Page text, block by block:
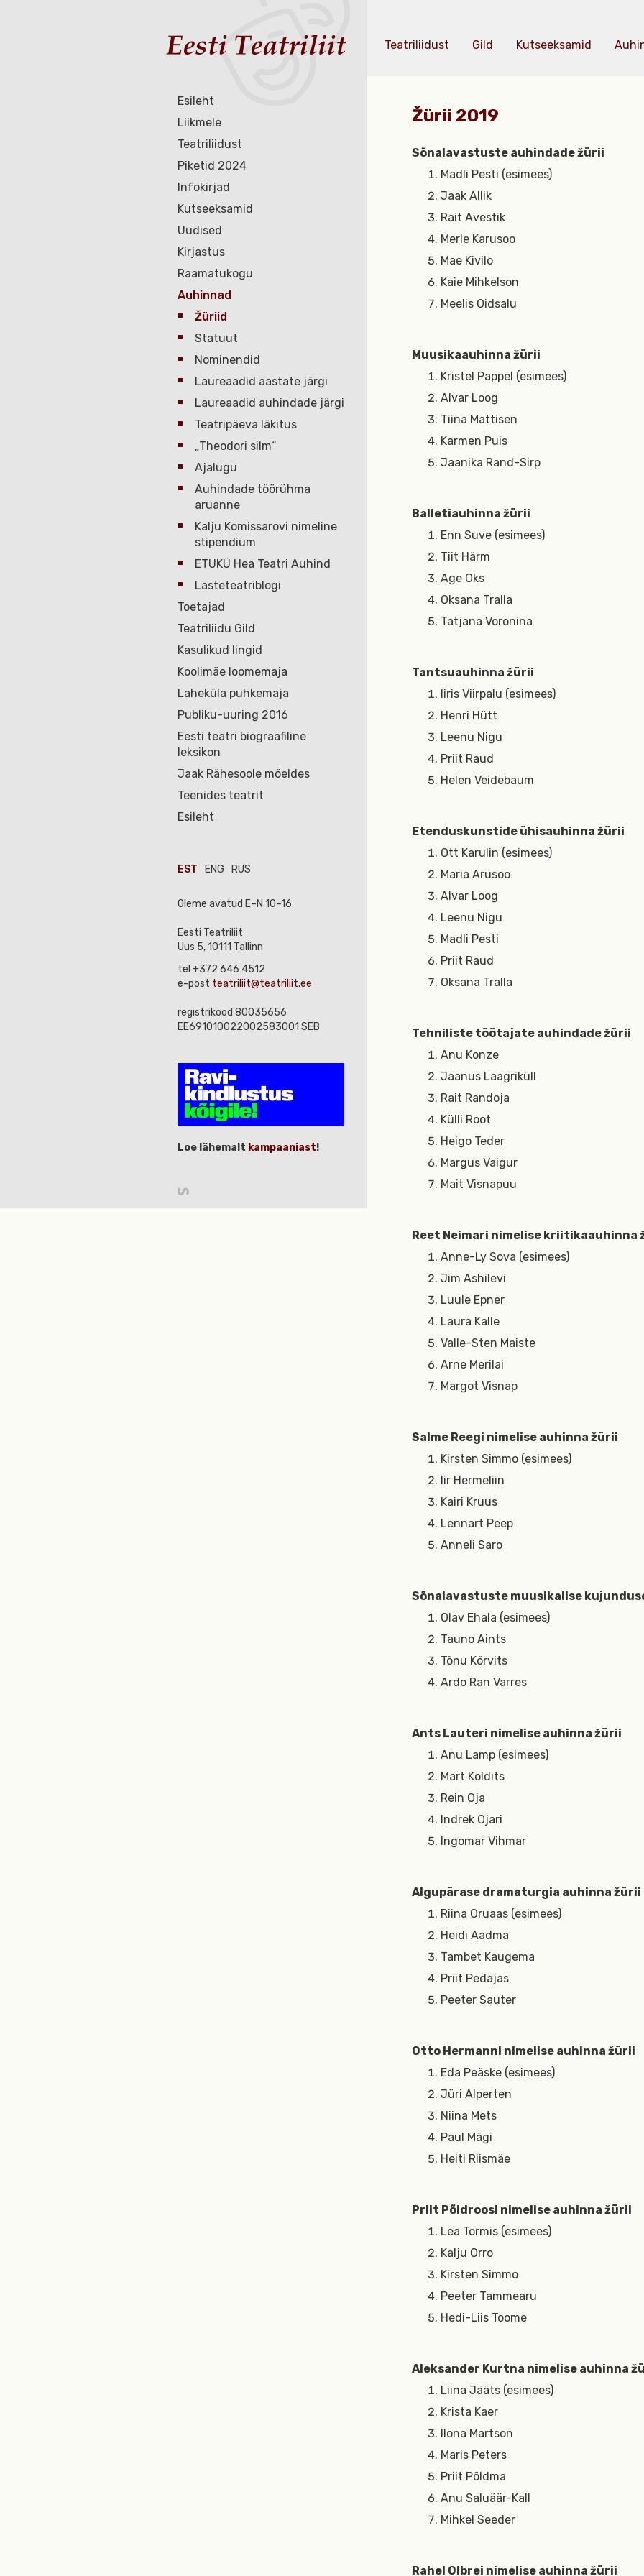
Esileht
Liikmele
Teatriliidust
Piketid 2024
Infokirjad
Kutseeksamid
Uudised
Kirjastus
Raamatukogu
Auhinnad
Žüriid
Statuut
Nominendid
Laureaadid aastate järgi
Laureaadid auhindade järgi
Teatripäeva läkitus
„Theodori silm“
Ajalugu
Auhindade töörühma
aruanne
Kalju Komissarovi nimeline
stipendium
ETUKÜ Hea Teatri Auhind
Lasteteatriblogi
Toetajad
Teatriliidu Gild
Kasulikud lingid
Koolimäe loomemaja
Laheküla puhkemaja
Publiku-uuring 2016
Eesti teatri biograafiline
leksikon
Jaak Rähesoole mõeldes
Teenides teatrit
Esileht
EST ENG RUS
Oleme avatud E–N 10–16
Eesti Teatriliit
Uus 5, 10111 Tallinn
tel +372 646 4512
e-post teatriliit@teatriliit.ee
registrikood 80035656
EE691010022002583001 SEB
Loe lähemalt kampaaniast!
Teatriliidust Gild Kutseeksamid
Žürii 2019
Sõnalavastuste auhindade žürii
Madli Pesti (esimees)
Jaak Allik
Rait Avestik
Merle Karusoo
Mae Kivilo
Kaie Mihkelson
Meelis Oidsalu
Muusikaauhinna žürii
Kristel Pappel (esimees)
Alvar Loog
Tiina Mattisen
Karmen Puis
Jaanika Rand-Sirp
Balletiauhinna žürii
Enn Suve (esimees)
Tiit Härm
Age Oks
Oksana Tralla
Tatjana Voronina
Tantsuauhinna žürii
Iiris Viirpalu (esimees)
Henri Hütt
Leenu Nigu
Priit Raud
Helen Veidebaum
Etenduskunstide ühisauhinna žürii
Ott Karulin (esimees)
Maria Arusoo
Alvar Loog
Leenu Nigu
Madli Pesti
Priit Raud
Oksana Tralla
Tehniliste töötajate auhindade žürii
Anu Konze
Jaanus Laagriküll
Rait Randoja
Külli Root
Heigo Teder
Margus Vaigur
Mait Visnapuu
Reet Neimari nimelise kriitikaauhinna
Anne-Ly Sova (esimees)
Jim Ashilevi
Luule Epner
Laura Kalle
Valle-Sten Maiste
Arne Merilai
Margot Visnap
Salme Reegi nimelise auhinna žürii
Kirsten Simmo (esimees)
Iir Hermeliin
Kairi Kruus
Lennart Peep
Anneli Saro
Sõnalavastuste muusikalise
Olav Ehala (esimees)
Tauno Aints
Tõnu Kõrvits
Ardo Ran Varres
Ants Lauteri nimelise auhinna žürii
Anu Lamp (esimees)
Mart Koldits
Rein Oja
Indrek Ojari
Ingomar Vihmar
Algupärase dramaturgia auhinna žürii
Riina Oruaas (esimees)
Heidi Aadma
Tambet Kaugema
Priit Pedajas
Peeter Sauter
Otto Hermanni nimelise auhinna žürii
Eda Peäske (esimees)
Jüri Alperten
Niina Mets
Paul Mägi
Heiti Riismäe
Priit Põldroosi nimelise auhinna žürii
Lea Tormis (esimees)
Kalju Orro
Kirsten Simmo
Peeter Tammearu
Hedi-Liis Toome
Aleksander Kurtna nimelise auhinna
Liina Jääts (esimees)
Krista Kaer
Ilona Martson
Maris Peters
Priit Põldma
Anu Saluäär-Kall
Mihkel Seeder
Rahel Olbrei nimelise auhinna žürii